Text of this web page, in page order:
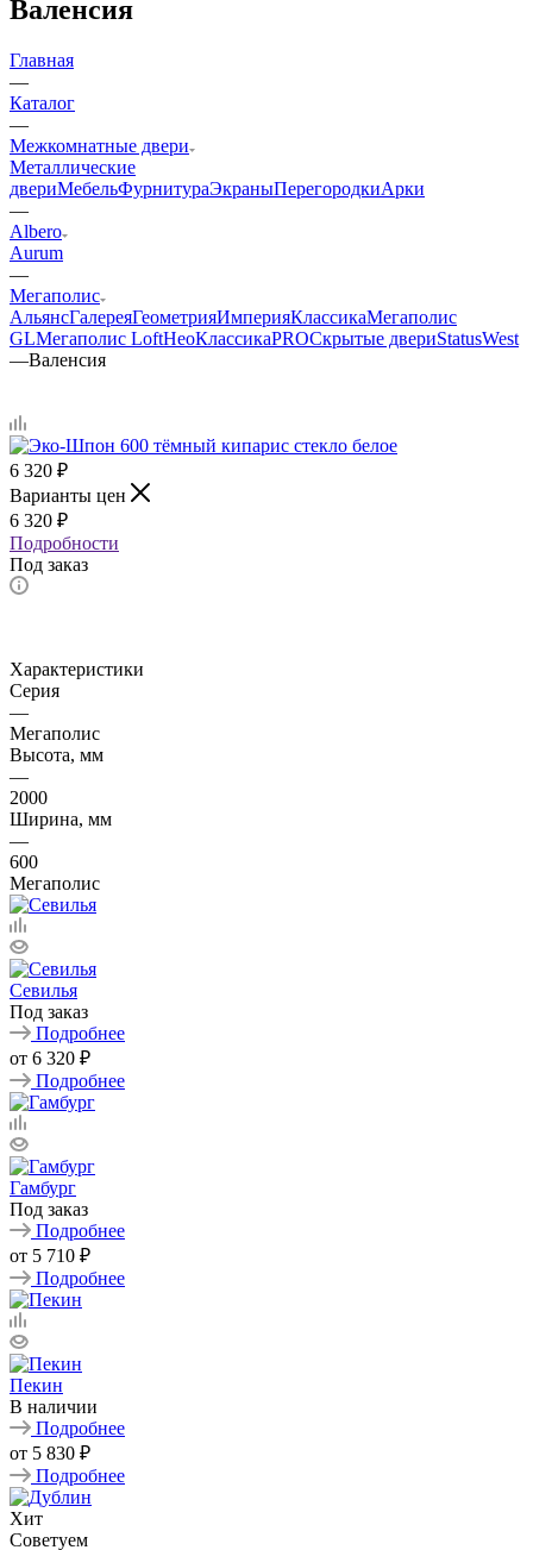
Валенсия
Главная
—
Каталог
—
Межкомнатные двери
Металлические
двериМебельФурнитураЭкраныПерегородкиАрки
—
Albero
Aurum
—
Мегаполис
АльянсГалереяГеометрияИмперияКлассикаМегаполис
GLМегаполис LoftНеоКлассикаPROСкрытые двериStatusWest
—Валенсия
6 320 ₽
Варианты цен
6 320 ₽
Подробности
Под заказ
Характеристики
Серия
—
Мегаполис
Высота, мм
—
2000
Ширина, мм
—
600
Мегаполис
Севилья
Под заказ
Подробнее
от 6 320 ₽
Подробнее
Гамбург
Под заказ
Подробнее
от 5 710 ₽
Подробнее
Пекин
В наличии
Подробнее
от 5 830 ₽
Подробнее
Хит
Советуем